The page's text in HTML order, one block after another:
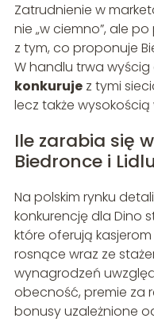
Zatrudnienie w
nie „w ciemno”, ale
z tym, co proponuje
W handlu trwa
konkurujez tymi
lecz także
Ile zarabia się
Biedronce i
Na polskim rynku
konkurencję dla Dino
które oferują
rosnące wraz ze
wynagrodzeń
obecność, premie za
bonusy uzależnione